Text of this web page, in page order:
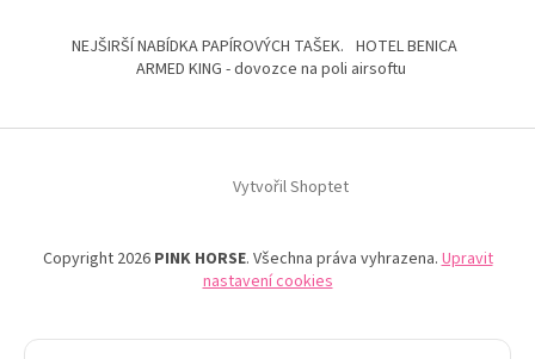
NEJŠIRŠÍ NABÍDKA PAPÍROVÝCH TAŠEK. HOTEL BENICA
ARMED KING - dovozce na poli airsoftu
Vytvořil Shoptet
Copyright 2026 PINK HORSE. Všechna práva vyhrazena. Upravit
nastavení cookies